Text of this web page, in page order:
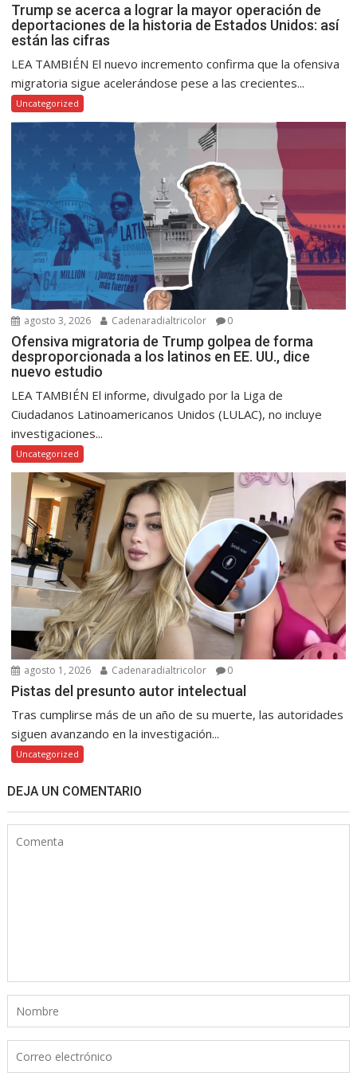
Trump se acerca a lograr la mayor operación de
deportaciones de la historia de Estados Unidos: así
están las cifras
LEA TAMBIÉN El nuevo incremento confirma que la ofensiva
migratoria sigue acelerándose pese a las crecientes...
Uncategorized
agosto 3, 2026 Cadenaradialtricolor 0
Ofensiva migratoria de Trump golpea de forma
desproporcionada a los latinos en EE. UU., dice
nuevo estudio
LEA TAMBIÉN El informe, divulgado por la Liga de
Ciudadanos Latinoamericanos Unidos (LULAC), no incluye
investigaciones...
Uncategorized
agosto 1, 2026 Cadenaradialtricolor 0
Pistas del presunto autor intelectual
Tras cumplirse más de un año de su muerte, las autoridades
siguen avanzando en la investigación...
Uncategorized
DEJA UN COMENTARIO